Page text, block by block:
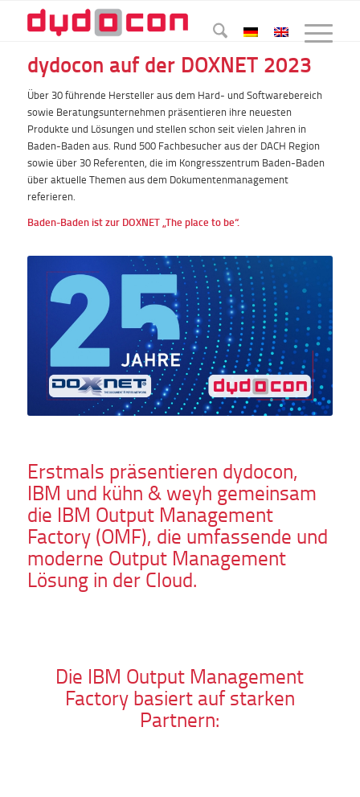
dydocon auf der DOXNET 2023
Über 30 führende Hersteller aus dem Hard- und Softwarebereich
sowie Beratungsunternehmen präsentieren ihre neuesten
Produkte und Lösungen und stellen schon seit vielen Jahren in
Baden-Baden aus. Rund 500 Fachbesucher aus der DACH Region
sowie über 30 Referenten, die im Kongresszentrum Baden-Baden
über aktuelle Themen aus dem Dokumentenmanagement
referieren.
Baden-Baden ist zur DOXNET „The place to be“.
Erstmals präsentieren dydocon,
IBM und kühn & weyh gemeinsam
die IBM Output Management
Factory (OMF), die umfassende und
moderne Output Management
Lösung in der Cloud.
Die IBM Output Management
Factory basiert auf starken
Partnern: